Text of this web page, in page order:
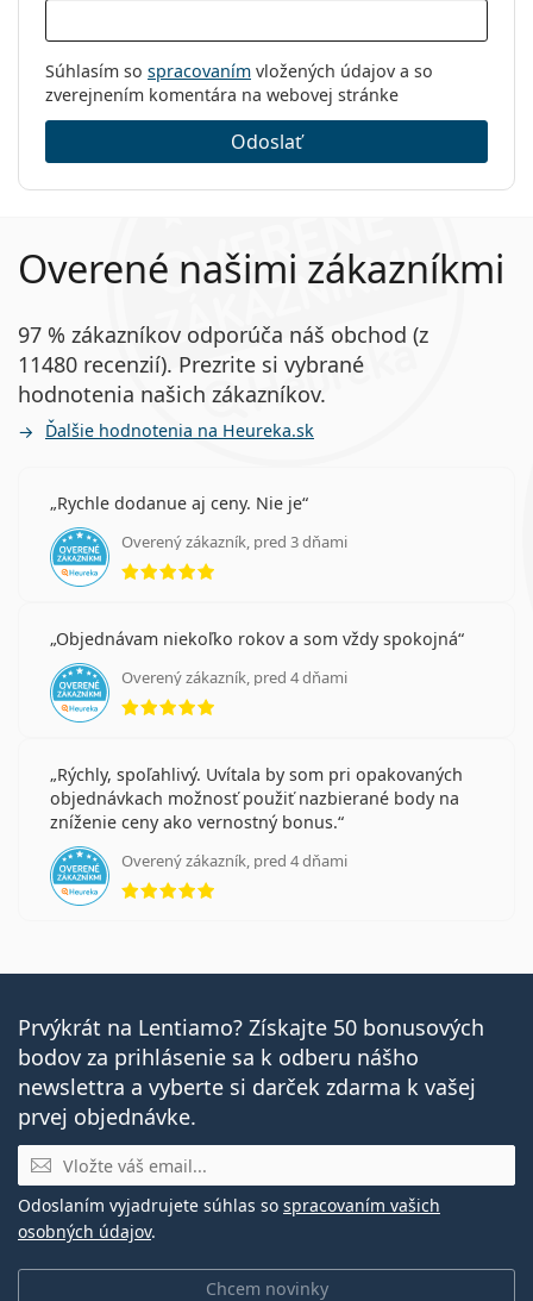
Súhlasím so spracovaním vložených údajov a so
zverejnením komentára na webovej stránke
Odoslať
Overené našimi zákazníkmi
97 % zákazníkov odporúča náš obchod (z
11480 recenzií). Prezrite si vybrané
hodnotenia našich zákazníkov.
Ďalšie hodnotenia na Heureka.sk
Rychle dodanue aj ceny. Nie je
Overený zákazník, pred 3 dňami
hodnotenie 5 z 5
Objednávam niekoľko rokov a som vždy spokojná
Overený zákazník, pred 4 dňami
hodnotenie 5 z 5
Rýchly, spoľahlivý. Uvítala by som pri opakovaných
objednávkach možnosť použiť nazbierané body na
zníženie ceny ako vernostný bonus.
Overený zákazník, pred 4 dňami
hodnotenie 5 z 5
Prvýkrát na Lentiamo? Získajte 50 bonusových
bodov za prihlásenie sa k odberu nášho
newslettra a vyberte si darček zdarma k vašej
prvej objednávke.
E-mail
Chcem novinky
Odoslaním vyjadrujete súhlas so spracovaním vašich
osobných údajov.